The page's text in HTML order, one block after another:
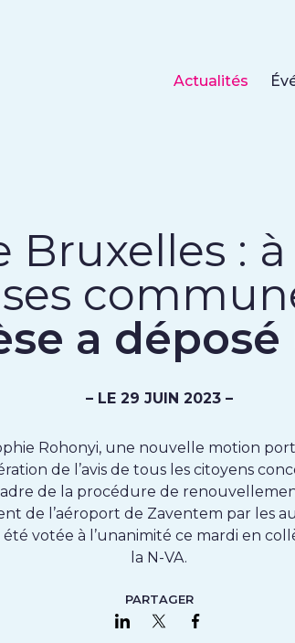
Actualités
Bruxelles : à
a
– LE 29 JUIN 2023 –
Rohonyi, une nouvelle motion
de l’avis de tous les citoyens
de la procédure de
de l’aéroport de Zaventem par les
votée à l’unanimité ce mardi en
la N-VA.
PARTAGER
Partager sur LinkedIn
Partager sur